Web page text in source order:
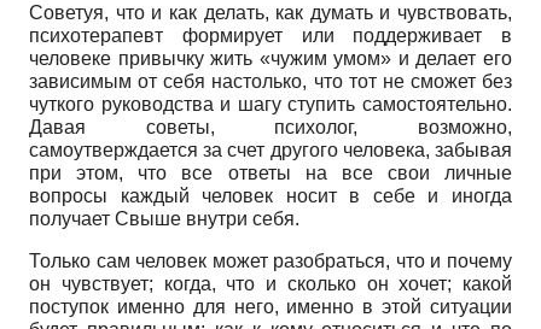
Советуя, что и как делать, как думать и чувствовать,
психотерапевт формирует или поддерживает в
человеке привычку жить «чужим умом» и делает его
зависимым от себя настолько, что тот не сможет без
чуткого руководства и шагу ступить самостоятельно.
Давая советы, психолог, возможно,
самоутверждается за счет другого человека, забывая
при этом, что все ответы на все свои личные
вопросы каждый человек носит в себе и иногда
получает Свыше внутри себя.
Только сам человек может разобраться, что и почему
он чувствует; когда, что и сколько он хочет; какой
поступок именно для него, именно в этой ситуации